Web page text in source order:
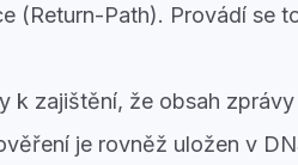
(Return-Path). Provádí se
k zajištění, že obsah
je rovněž uložen v